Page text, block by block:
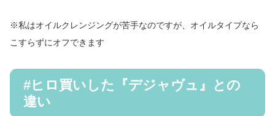
※私はオイルクレンジングが苦手なのですが、オイルタイプなら
こすらずにオフできます
#ヒロ買いした『デジャヴュ』との
違い